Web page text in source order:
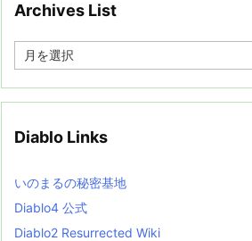
Archives List
e
i
s
t
Diablo Links
いのまるの秘密基地
Diablo4 公式
Diablo2 Resurrected Wiki